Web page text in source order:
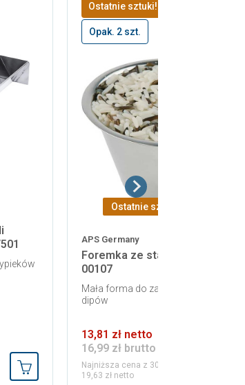
Ostatnie sztuki!
Opak. 2 szt.
Ostatnie sztuki!
APS Germany
Foremka ze stali nierdzewnej
00107
Mała forma do zapiekania, miseczka
dipów
13,81 zł netto
16,99 zł brutto
Najniższa cena z 30 dni przed obniżką:
19,63 zł netto